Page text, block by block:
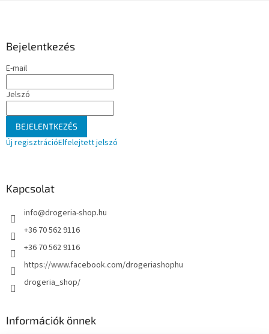
Bejelentkezés
E-mail
Jelszó
BEJELENTKEZÉS
Új regisztrációElfelejtett jelszó
Kapcsolat
info@drogeria-shop.hu
+36 70 562 9116
+36 70 562 9116
https://www.facebook.com/drogeriashophu
drogeria_shop/
Információk önnek